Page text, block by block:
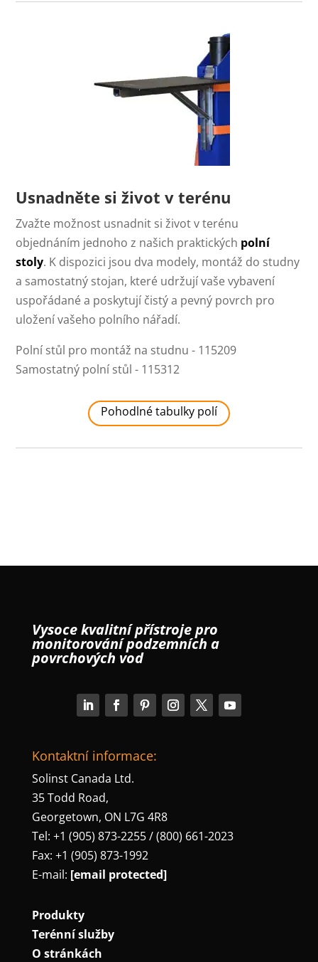
Usnadněte si život v terénu
Zvažte možnost usnadnit si život v terénu
objednáním jednoho z našich praktických polní
stoly. K dispozici jsou dva modely, montáž do studny
a samostatný stojan, které udržují vaše vybavení
uspořádané a poskytují čistý a pevný povrch pro
uložení vašeho polního nářadí.
Polní stůl pro montáž na studnu - 115209
Samostatný polní stůl - 115312
Pohodlné tabulky polí
Vysoce kvalitní přístroje pro
monitorování podzemních a
povrchových vod
Kontaktní informace:
Solinst Canada Ltd.
35 Todd Road,
Georgetown, ON L7G 4R8
Tel: +1 (905) 873-2255 / (800) 661-2023
Fax: +1 (905) 873-1992
E-mail: [email protected]
Produkty
Terénní služby
O stránkách